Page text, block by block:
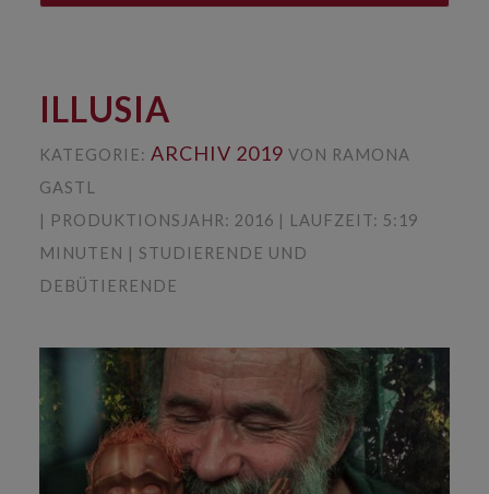
ILLUSIA
KATEGORIE: ARCHIV 2019 VON RAMONA
GASTL
| PRODUKTIONSJAHR: 2016 | LAUFZEIT: 5:19
MINUTEN | STUDIERENDE UND
DEBÜTIERENDE